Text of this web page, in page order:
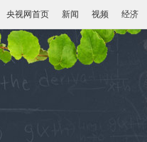
央视网首页 新闻 视频 经济